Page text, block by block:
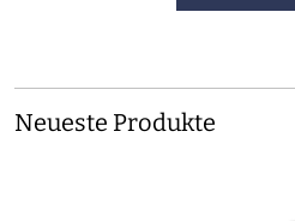
Neueste Produkte